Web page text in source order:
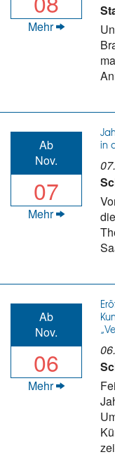
Mehr
Ab
Nov.
07
Mehr
in
Ab
Nov.
06
Mehr